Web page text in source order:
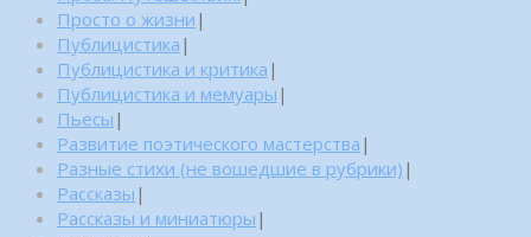
Просто о жизни |
Публицистика |
Публицистика и критика |
Публицистика и мемуары |
Пьесы |
Развитие поэтического мастерства |
Разные стихи (не вошедшие в рубрики) |
Рассказы |
Рассказы и миниатюры |